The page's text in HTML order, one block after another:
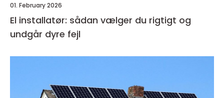
01. February 2026
El installatør: sådan vælger du rigtigt og
undgår dyre fejl